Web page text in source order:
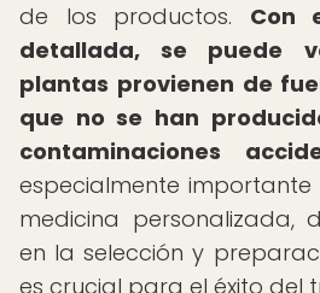
de los productos. Con
detallada, se puede
plantas provienen de
que no se han
contaminaciones
especialmente
medicina personalizada,
en la selección y
es crucial para el éxito del